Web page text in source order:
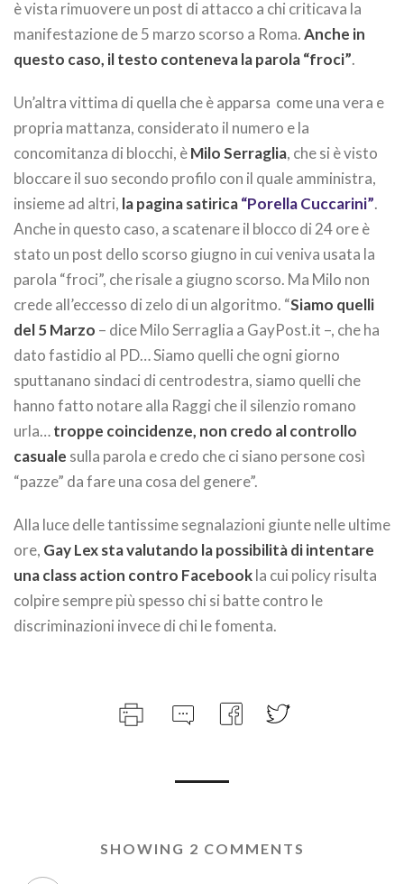
è vista rimuovere un post di attacco a chi criticava la
manifestazione de 5 marzo scorso a Roma.Anche in
questo caso, il testo conteneva la parola “froci”.
Un’altra vittima di quella che è apparsa come una vera e
propria mattanza, considerato il numero e la
concomitanza di blocchi, èMilo Serraglia, che si è visto
bloccare il suo secondo profilo con il quale amministra,
insieme ad altri, la pagina satirica“Porella Cuccarini”.
Anche in questo caso, a scatenare il blocco di 24 ore è
stato un post dello scorso giugno in cui veniva usata la
parola “froci”, che risale a giugno scorso. Ma Milo non
crede all’eccesso di zelo di un algoritmo. “Siamo quelli
del 5 Marzo – dice Milo Serraglia a GayPost.it –, che ha
dato fastidio al PD… Siamo quelli che ogni giorno
sputtanano sindaci di centrodestra, siamo quelli che
hanno fatto notare alla Raggi che il silenzio romano
urla…troppe coincidenze, non credo al controllo
casuale sulla parola e credo che ci siano persone così
“pazze” da fare una cosa del genere”.
Alla luce delle tantissime segnalazioni giunte nelle ultime
ore, Gay Lex sta valutando la possibilità di intentare
una class action contro Facebookla cui policy risulta
colpire sempre più spesso chi si batte contro le
discriminazioni invece di chi le fomenta.
SHOWING 2 COMMENTS